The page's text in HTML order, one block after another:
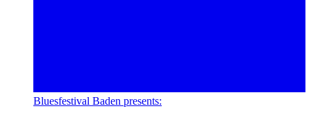
Bluesfestival Baden presents: